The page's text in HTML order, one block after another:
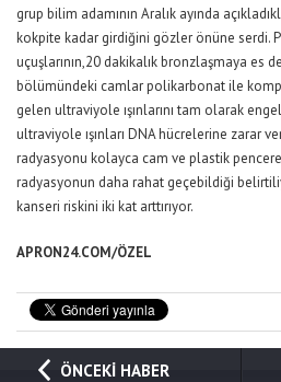
grup bilim adamının Aralık ayında
kokpite kadar girdiğini gözler önüne serdi.
uçuşlarının,20 dakikalık bronzlaşmaya es
bölümündeki camlar polikarbonat ile
gelen ultraviyole ışınlarını tam olarak
ultraviyole ışınları DNA hücrelerine zarar
radyasyonu kolayca cam ve plastik
radyasyonun daha rahat geçebildiği
kanseri riskini iki kat arttırıyor.
APRON24.COM/ÖZEL
ÖNCEKİ HABER